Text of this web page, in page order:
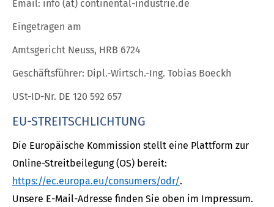
Email: info (at) continental-industrie.de
Eingetragen am
Amtsgericht Neuss, HRB 6724
Geschäftsführer: Dipl.-Wirtsch.-Ing. Tobias Boeckh
USt-ID-Nr. DE 120 592 657
EU-STREITSCHLICHTUNG
Die Europäische Kommission stellt eine Plattform zur
Online-Streitbeilegung (OS) bereit:
https://ec.europa.eu/consumers/odr/.
Unsere E-Mail-Adresse finden Sie oben im Impressum.